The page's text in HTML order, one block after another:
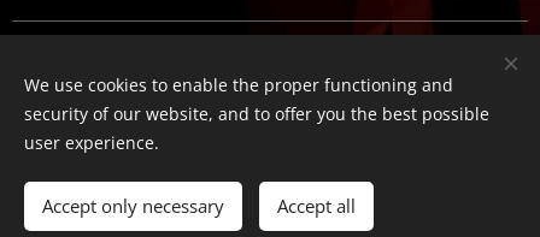
Add to cart
Languages
Suomi
English
We use cookies to enable the proper functioning and
security of our website, and to offer you the best possible
user experience.
Accept only necessary Accept all